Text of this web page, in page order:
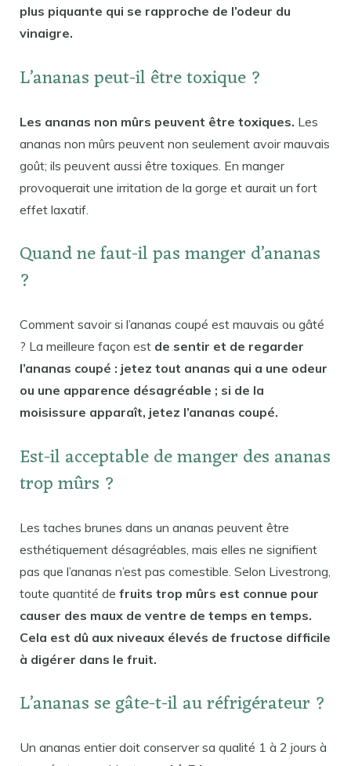
plus piquante qui se rapproche de l’odeur du
vinaigre.
L’ananas peut-il être toxique ?
Les ananas non mûrs peuvent être toxiques. Les
ananas non mûrs peuvent non seulement avoir mauvais
goût; ils peuvent aussi être toxiques. En manger
provoquerait une irritation de la gorge et aurait un fort
effet laxatif.
Quand ne faut-il pas manger d’ananas
?
Comment savoir si l’ananas coupé est mauvais ou gâté
? La meilleure façon est de sentir et de regarder
l’ananas coupé : jetez tout ananas qui a une odeur
ou une apparence désagréable ; si de la
moisissure apparaît, jetez l’ananas coupé.
Est-il acceptable de manger des ananas
trop mûrs ?
Les taches brunes dans un ananas peuvent être
esthétiquement désagréables, mais elles ne signifient
pas que l’ananas n’est pas comestible. Selon Livestrong,
toute quantité de fruits trop mûrs est connue pour
causer des maux de ventre de temps en temps.
Cela est dû aux niveaux élevés de fructose difficile
à digérer dans le fruit.
L’ananas se gâte-t-il au réfrigérateur ?
Un ananas entier doit conserver sa qualité 1 à 2 jours à